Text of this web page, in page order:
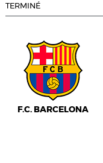
TERMINÉ
F.C. BARCELONA